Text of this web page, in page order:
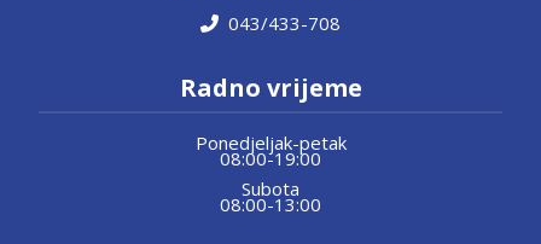
043/433-708
Radno vrijeme
Ponedjeljak-petak
08:00-19:00
Subota
08:00-13:00